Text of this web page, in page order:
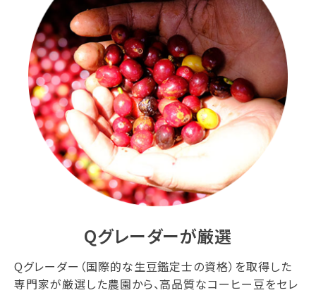
Qグレーダーが厳選
Qグレーダー（国際的な生豆鑑定士の資格）を取得した
専門家が厳選した農園から、高品質なコーヒー豆をセレ